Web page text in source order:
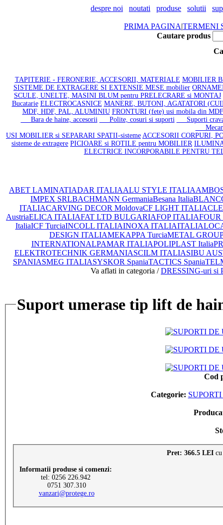
despre noi noutati produse solutii
PRIMA PAGINA|TERMENI
Cautare produs
TAPITERIE - FERONERIE, ACCESORII, MATERIALE MOBILIER
SISTEME DE EXTRAGERE SI EXTENSIE MESE mobilier
SCULE, UNELTE, MASINI BLUM pentru PRELECRARE si MONTAJ
Bucatarie ELECTROCASNICE MANERE, BUTONI, AGATATORI
MDF, HDF, PAL, ALUMINIU FRONTURI (fete) usi mobila din
Bara de haine, accesorii
Polite, cosuri si suporti
Suporti
USI MOBILIER si SEPARARI SPATII-sisteme ACCESORII CORPURI,
sisteme de extragere PICIOARE si ROTILE pentru MOBILIER
ELECTRICE INCORPORABILE PENTRU
ABET LAMINATIADAR ITALIAALU STYLE ITALIA
IMPEX SRLBACHMANN GermaniaBesana Italia
ITALIACARVING DECOR MoldovaCF LIGHT ITALIA
AustriaELICA ITALIAFAT LTD BULGARIAFOP ITALIA
ItaliaICF TurciaINCOLL ITALIAINOXA ITALIAITALIA
DESIGN ITALIAMEKAPPA TurciaMETAL
INTERNATIONALPAMAR ITALIAPOLIPLAST Italia
ELEKTROTECHNIK GERMANIASCILM ITALIASIBU
SPANIASMEG ITALIASYSKOR SpaniaTACTICS Spania
Va aflati in categoria /DRESSING-uri si
Suport umerase tip lift de
Cod
Categorie:
Pret: 366.5 LEI
Informatii produse si comenzi:
tel: 0256 226.942
0751 307.310
vanzari@protege.ro